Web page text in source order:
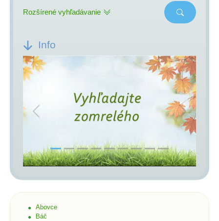
Rozšírené vyhľadávanie
Info
Previous Next
Abovce
Báč